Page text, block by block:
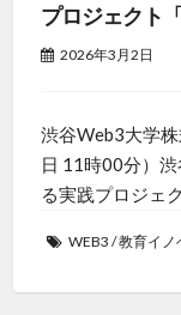
プロジェクト
2026年3月2日
渋谷Web3大学
日 11時00分）
る実践プロジェ
WEB3 /教育イノ